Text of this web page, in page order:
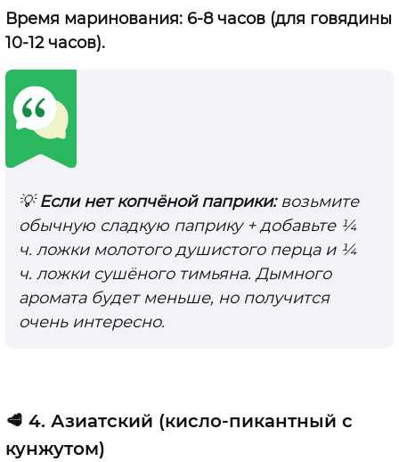
Время маринования: 6-8 часов (для говядины
10-12 часов).
💡Если нет копчёной паприки:возьмите
обычную сладкую паприку + добавьте ¼
ч. ложки молотого душистого перца и ¼
ч. ложки сушёного тимьяна. Дымного
аромата будет меньше, но получится
очень интересно.
🥩 4. Азиатский (кисло-пикантный с
кунжутом)